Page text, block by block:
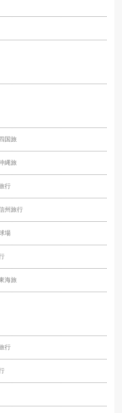
国旅
縄旅
行
州旅行
場
海旅
行